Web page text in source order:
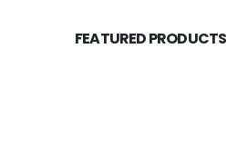
FEATURED PRODUCTS